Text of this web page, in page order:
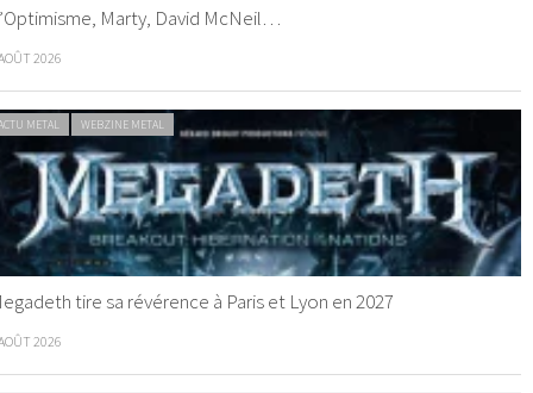
Marty, David McNeil…
2026
METAL WEBZINE METAL
tire sa révérence à Paris et Lyon en 2027
2026